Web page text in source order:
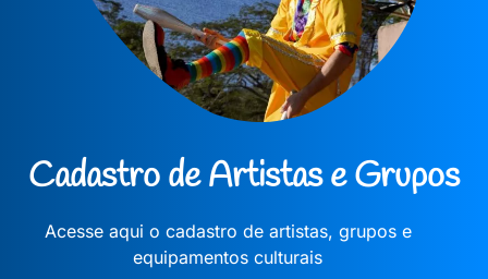
Cadastro de Artistas e Grupos
Acesse aqui o cadastro de artistas, grupos e
equipamentos culturais